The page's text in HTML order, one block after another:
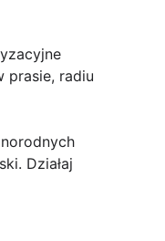
prasie, radiu
Działaj